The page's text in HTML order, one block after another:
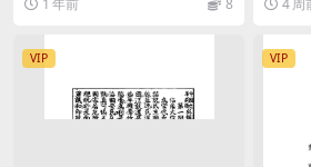
1 年前 8
事》等
4 周
VIP VIP